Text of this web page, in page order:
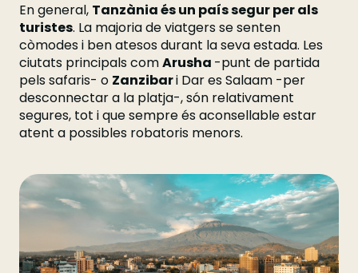
En general, Tanzània és un país segur per als
turistes. La majoria de viatgers se senten
còmodes i ben atesos durant la seva estada. Les
ciutats principals comArusha -punt de partida
pels safaris- o Zanzibari Dar es Salaam -per
desconnectar a la platja-, són relativament
segures, tot i que sempre és aconsellable estar
atent a possibles robatoris menors.